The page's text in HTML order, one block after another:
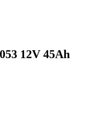
12V 45Ah